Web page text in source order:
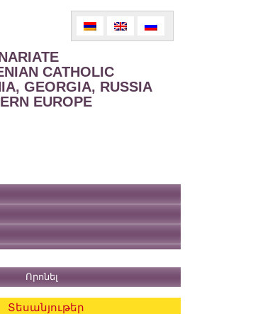
CATHOLIC
GEORGIA, RUSSIA
EUROPE
Տեսանյութեր